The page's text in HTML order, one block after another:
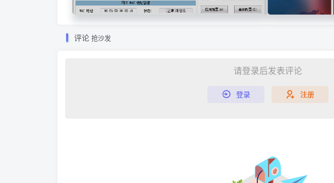
评论 抢沙发
请登录后发表评论
登录 注册